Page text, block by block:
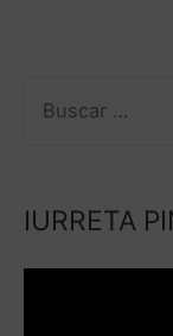
IURRETA